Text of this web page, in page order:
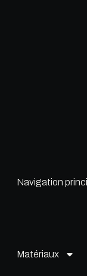
Navigation
Matériaux